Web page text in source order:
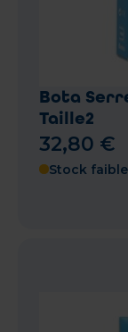
Bota
Taille2
32,80 €
Stock faible